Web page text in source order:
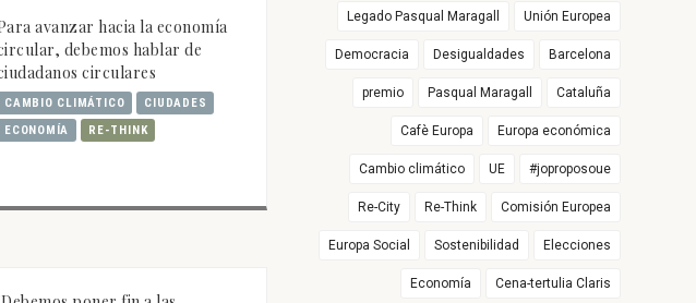
avanzar hacia la economía
debemos hablar de
circulares
CAMBIO CLIMÁTICO
CIUDADES
ECONOMÍA
RE-THINK
Legado Pasqual Maragall Unión Europea
Democracia Desigualdades Barcelona
premio Pasqual Maragall Cataluña
Cafè Europa Europa económica
Cambio climático UE #joproposoue
Re-City Re-Think Comisión Europea
Europa Social Sostenibilidad Elecciones
Economía Cena-tertulia Claris